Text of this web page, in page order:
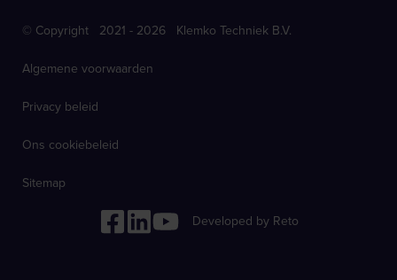
© Copyright 2021 - 2026 Klemko Techniek B.V.
Algemene voorwaarden
Privacy beleid
Ons cookiebeleid
Sitemap
Developed by Reto